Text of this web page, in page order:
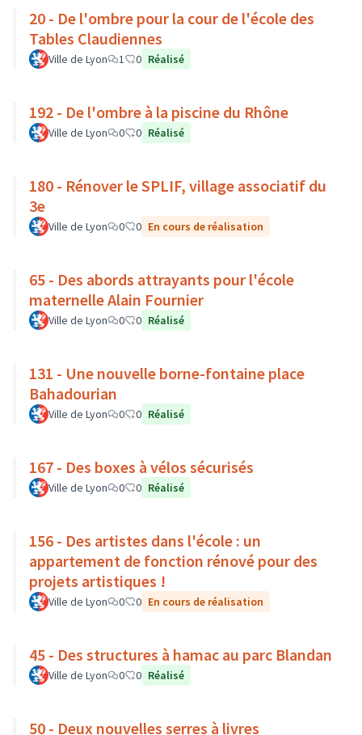
20 - De l'ombre pour la cour de l'école des
Tables Claudiennes
Ville de Lyon 1 0 Réalisé
192 - De l'ombre à la piscine du Rhône
Ville de Lyon 0 0 Réalisé
180 - Rénover le SPLIF, village associatif du
3e
Ville de Lyon 0 0 En cours de réalisation
65 - Des abords attrayants pour l'école
maternelle Alain Fournier
Ville de Lyon 0 0 Réalisé
131 - Une nouvelle borne-fontaine place
Bahadourian
Ville de Lyon 0 0 Réalisé
167 - Des boxes à vélos sécurisés
Ville de Lyon 0 0 Réalisé
156 - Des artistes dans l'école : un
appartement de fonction rénové pour des
projets artistiques !
Ville de Lyon 0 0 En cours de réalisation
45 - Des structures à hamac au parc Blandan
Ville de Lyon 0 0 Réalisé
50 - Deux nouvelles serres à livres